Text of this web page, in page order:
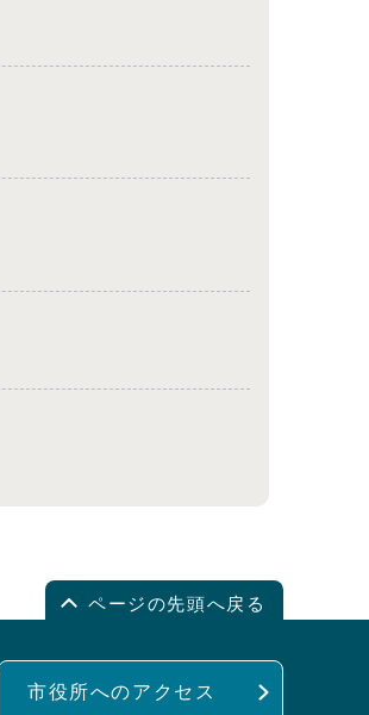
ページの先頭へ戻る
市役所へのアクセス